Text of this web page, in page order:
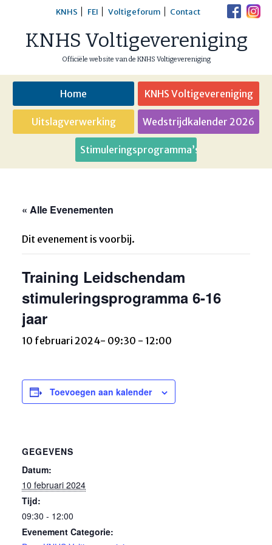
content
KNHS FEI Voltigeforum Contact
KNHS Voltigevereniging
Officiële website van de KNHS Voltigevereniging
Home KNHS Voltigevereniging
Uitslagverwerking Wedstrijdkalender 2026
Stimuleringsprogramma’s
« Alle Evenementen
Dit evenement is voorbij.
Training Leidschendam
stimuleringsprogramma 6-16
jaar
10 februari 2024- 09:30 - 12:00
Toevoegen aan kalender
GEGEVENS
Datum:
10 februari 2024
Tijd:
09:30 - 12:00
Evenement Categorie: